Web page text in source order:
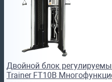
Двойной блок
Trainer FT10B